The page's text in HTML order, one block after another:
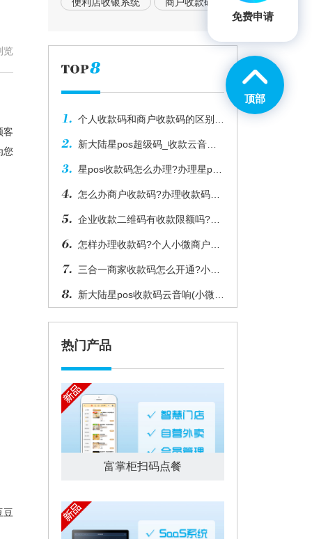
览
客
您
豆
个人收款码和商户收款码的区别?
_天差地别详情了解请看这里
新大陆星pos超级码_收款云音箱
怎么样？如何办理？
星pos收款码怎么办理?办理星pos
收款码需要什么资料？
怎么办商户收款码?办理收款码_
商户收款码办理需要什么条件
企业收款二维码有收款限额吗?不
同支付机构额度略有差异
怎样办理收款码?个人小微商户如
何办理商家收款码？
三合一商家收款码怎么开通?小微
个体企业均可申请办理
新大陆星pos收款码云音响(小微商
户开店必备收款神器办理)
热门产品
富掌柜扫码点餐
免费申请
顶部